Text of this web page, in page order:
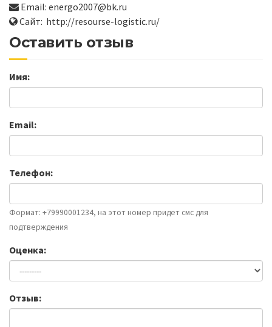
Email: energo2007@bk.ru
Сайт: http://resourse-logistic.ru/
Оставить отзыв
Имя:
Email:
Телефон:
Формат: +79990001234, на этот номер придет смс для
подтверждения
Оценка:
Отзыв: